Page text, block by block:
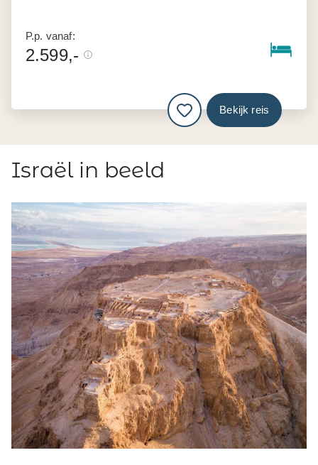
P.p. vanaf:
2.599,-
Bekijk reis
Israël in beeld